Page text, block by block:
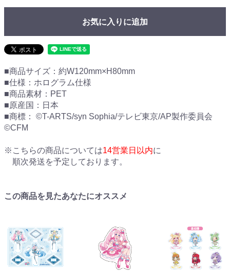
お気に入りに追加
■商品サイズ：約W120mm×H80mm
■仕様：ホログラム仕様
■商品素材：PET
■原産国：日本
■商標： ©T-ARTS/syn Sophia/テレビ東京/AP製作委員会
©CFM
※こちらの商品については14営業日以内に
順次発送を予定しております。
この商品を見たあなたにオススメ